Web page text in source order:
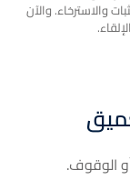
والاسترخاء. والآن
الوقوف.